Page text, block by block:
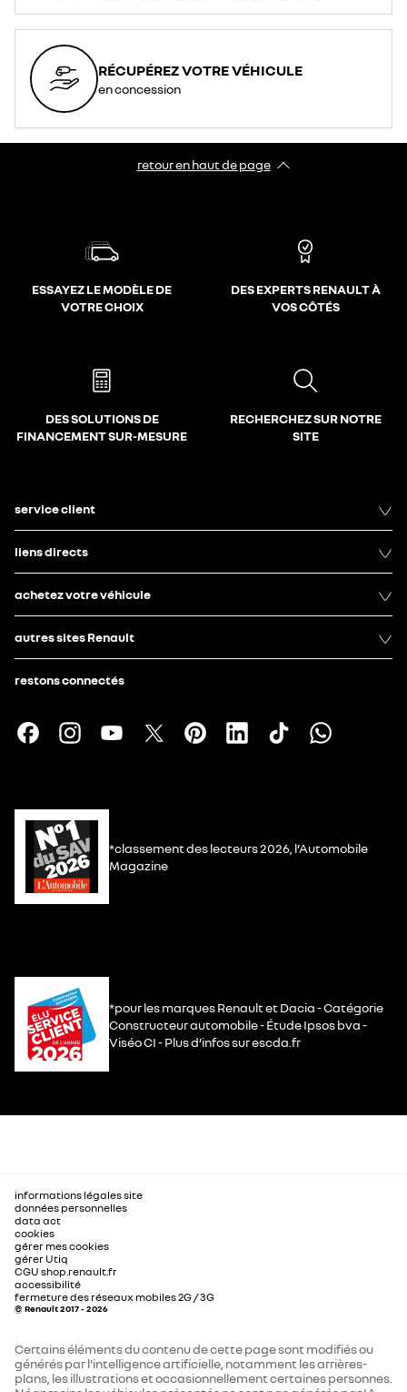
RÉCUPÉREZ VOTRE VÉHICULE
en concession
retour en haut de page​
ESSAYEZ LE MODÈLE DE
VOTRE CHOIX
DES EXPERTS RENAULT À
VOS CÔTÉS
DES SOLUTIONS DE
FINANCEMENT SUR-MESURE
RECHERCHEZ SUR NOTRE
SITE
service client
liens directs
achetez votre véhicule
autres sites Renault
restons connectés
*classement des lecteurs 2026, l’Automobile
Magazine
*pour les marques Renault et Dacia - Catégorie
Constructeur automobile - Étude Ipsos bva -
Viséo CI - Plus d’infos sur escda.fr
informations légales site
données personnelles
data act
cookies
gérer mes cookies
gérer Utiq
CGU shop.renault.fr
accessibilité
fermeture des réseaux mobiles 2G / 3G
© Renault 2017 - 2026
Certains éléments du contenu de cette page sont modifiés ou
générés par l'intelligence artificielle, notamment les arrières-
plans, les illustrations et occasionnellement certaines personnes.